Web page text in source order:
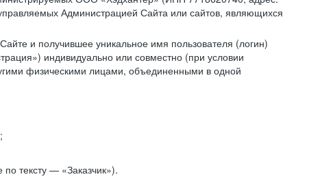
Администрацией Сайта или сайтов, являющихся
и получившее уникальное имя пользователя (логин)
индивидуально или совместно (при условии
физическими лицами, объединенными в одной
тексту — «Заказчик»).